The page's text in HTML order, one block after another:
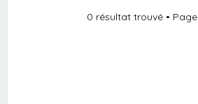
0 résultat trouvé • Page